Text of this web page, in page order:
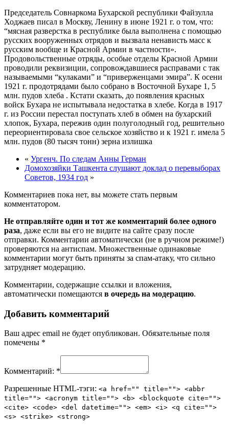
Председатель Совнаркома Бухарской республики Файзулла
Ходжаев писал в Москву, Ленину в июне 1921 г. о том, что:
“мясная разверстка в республике была выполнена с помощью
русских вооруженных отрядов и вызвала ненависть масс к
русским вообще и Красной Армии в частности».
Продовольственные отряды, особые отделы Красной Армии
проводили реквизиции, сопровождавшиеся расправами с так
называемыми “кулаками” и “приверженцами эмира”. К осени
1921 г. продотрядами было собрано в Восточной Бухаре 1, 5
млн. пудов хлеба . Кстати сказать, до появления красных
войск Бухара не испытывала недостатка в хлебе. Когда в 1917
г. из России перестал поступать хлеб в обмен на бухарский
хлопок, Бухара, пережив один полуголодный год, решительно
переориентировала свое сельское хозяйство и к 1921 г. имела 5
млн. пудов (80 тысяч тонн) зерна излишка
« Ургенч. По следам Анны Герман
Домохозяйки Ташкента слушают доклад о перевыборах
Советов, 1934 год »
Комментариев пока нет, вы можете стать первым
комментатором.
Не отправляйте один и тот же комментарий более одного
раза, даже если вы его не видите на сайте сразу после
отправки. Комментарии автоматически (не в ручном режиме!)
проверяются на антиспам. Множественные одинаковые
комментарии могут быть приняты за спам-атаку, что сильно
затрудняет модерацию.
Комментарии, содержащие ссылки и вложения,
автоматически помещаются в очередь на модерацию.
Добавить комментарий
Ваш адрес email не будет опубликован. Обязательные поля
помечены *
Комментарий: *
Разрешенные HTML-тэги: <a href="" title=""> <abbr
title=""> <acronym title=""> <b> <blockquote cite="">
<cite> <code> <del datetime=""> <em> <i> <q cite="">
<s> <strike> <strong>